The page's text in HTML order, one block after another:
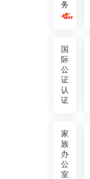
务
国
际
公
证
认
证
家
族
办
公
室